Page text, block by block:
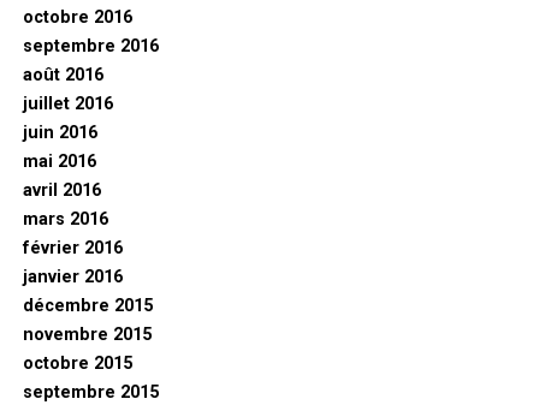
octobre 2016
septembre 2016
août 2016
juillet 2016
juin 2016
mai 2016
avril 2016
mars 2016
février 2016
janvier 2016
décembre 2015
novembre 2015
octobre 2015
septembre 2015